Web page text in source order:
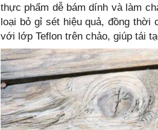
thực phẩm dễ bám dính và làm
loại bỏ gỉ sét hiệu quả, đồng
với lớp Teflon trên chảo, giúp tái